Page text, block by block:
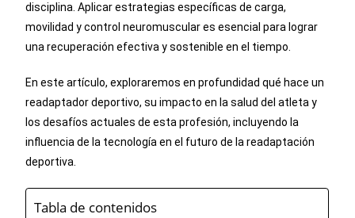
disciplina. Aplicar estrategias específicas de carga,
movilidad y control neuromuscular es esencial para lograr
una recuperación efectiva y sostenible en el tiempo.
En este artículo, exploraremos en profundidad qué hace un
readaptador deportivo, su impacto en la salud del atleta y
los desafíos actuales de esta profesión, incluyendo la
influencia de la tecnología en el futuro de la readaptación
deportiva.
Tabla de contenidos